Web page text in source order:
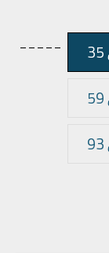
_____